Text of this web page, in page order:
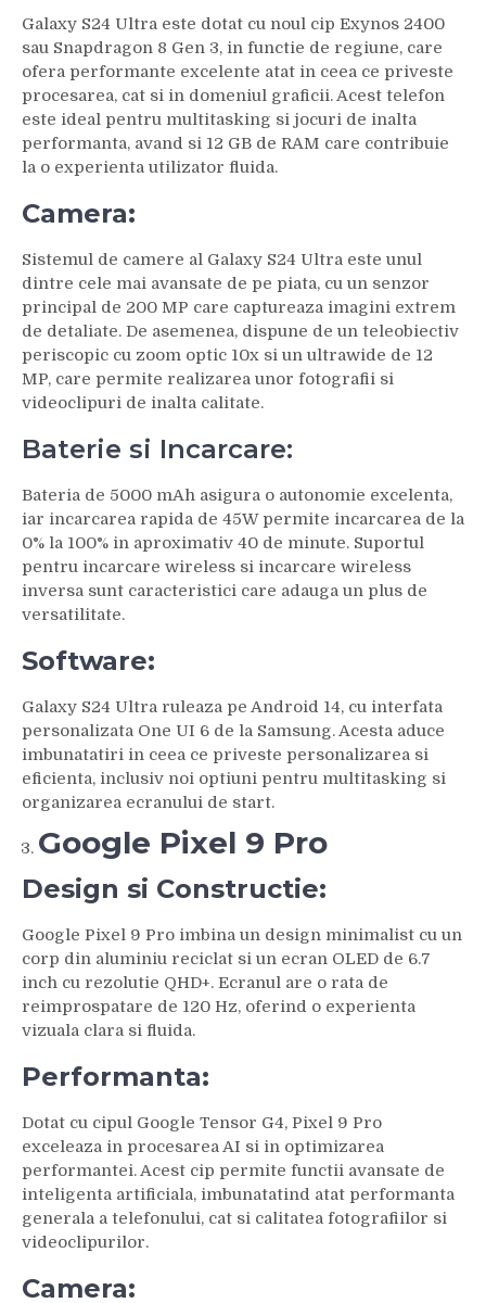
Galaxy S24 Ultra este dotat cu noul cip Exynos 2400
sau Snapdragon 8 Gen 3, in functie de regiune, care
ofera performante excelente atat in ceea ce priveste
procesarea, cat si in domeniul graficii. Acest telefon
este ideal pentru multitasking si jocuri de inalta
performanta, avand si 12 GB de RAM care contribuie
la o experienta utilizator fluida.
Camera:
Sistemul de camere al Galaxy S24 Ultra este unul
dintre cele mai avansate de pe piata, cu un senzor
principal de 200 MP care captureaza imagini extrem
de detaliate. De asemenea, dispune de un teleobiectiv
periscopic cu zoom optic 10x si un ultrawide de 12
MP, care permite realizarea unor fotografii si
videoclipuri de inalta calitate.
Baterie si Incarcare:
Bateria de 5000 mAh asigura o autonomie excelenta,
iar incarcarea rapida de 45W permite incarcarea de la
0% la 100% in aproximativ 40 de minute. Suportul
pentru incarcare wireless si incarcare wireless
inversa sunt caracteristici care adauga un plus de
versatilitate.
Software:
Galaxy S24 Ultra ruleaza pe Android 14, cu interfata
personalizata One UI 6 de la Samsung. Acesta aduce
imbunatatiri in ceea ce priveste personalizarea si
eficienta, inclusiv noi optiuni pentru multitasking si
organizarea ecranului de start.
Google Pixel 9 Pro
Design si Constructie:
Google Pixel 9 Pro imbina un design minimalist cu un
corp din aluminiu reciclat si un ecran OLED de 6.7
inch cu rezolutie QHD+. Ecranul are o rata de
reimprospatare de 120 Hz, oferind o experienta
vizuala clara si fluida.
Performanta:
Dotat cu cipul Google Tensor G4, Pixel 9 Pro
exceleaza in procesarea AI si in optimizarea
performantei. Acest cip permite functii avansate de
inteligenta artificiala, imbunatatind atat performanta
generala a telefonului, cat si calitatea fotografiilor si
videoclipurilor.
Camera: